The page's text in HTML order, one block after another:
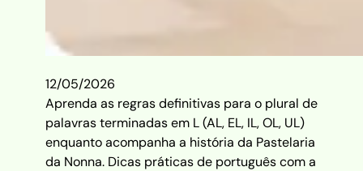
12/05/2026
Aprenda as regras definitivas para o plural de
palavras terminadas em L (AL, EL, IL, OL, UL)
enquanto acompanha a história da Pastelaria
da Nonna. Dicas práticas de português com a